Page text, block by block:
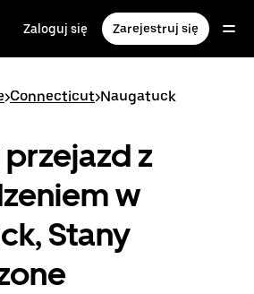
Zaloguj się Zarejestruj się
>Connecticut>Naugatuck
z
w
Stany